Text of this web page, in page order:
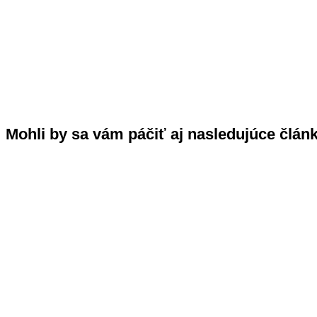
Mohli by sa vám páčiť aj nasledujúce